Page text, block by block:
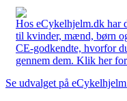
Hos eCykelhjelm.dk har
til kvinder, mænd, børn
CE-godkendte, hvorfor
gennem dem. Klik her
Se udvalget på